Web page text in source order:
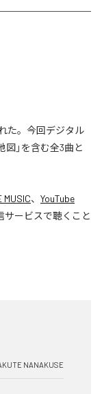
た。今回デジタル
図」を含む全3曲と
MUSIC、 YouTube
サービスで聴くこと
NANAKUSE